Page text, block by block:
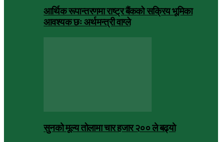
आर्थिक रूपान्तरणमा राष्ट्र बैंकको सक्रिय भूमिका
आवश्यक छः अर्थमन्त्री वाग्ले
सुनको मूल्य तोलामा चार हजार २०० ले बढ्यो